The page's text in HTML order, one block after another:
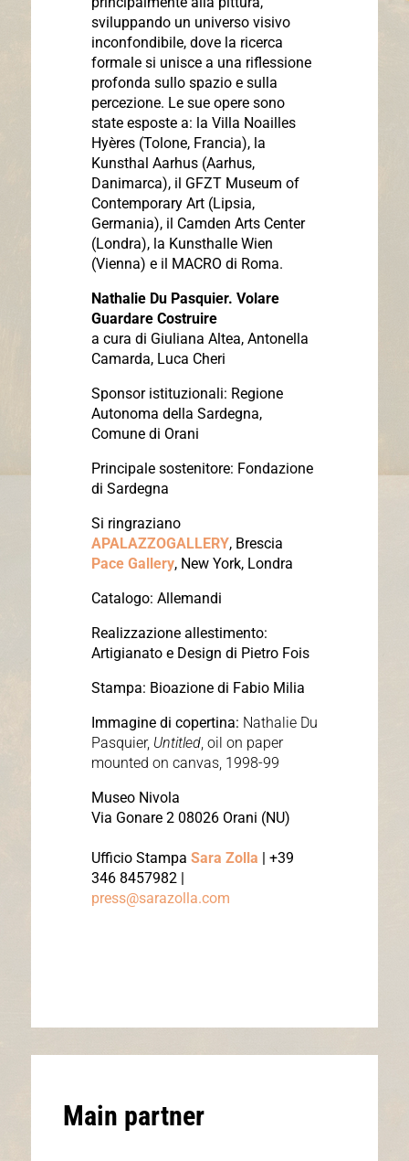
sviluppando un universo visivo
inconfondibile, dove la ricerca
formale si unisce a una riflessione
profonda sullo spazio e sulla
percezione. Le sue opere sono
state esposte a: la Villa Noailles
Hyères (Tolone, Francia), la
Kunsthal Aarhus (Aarhus,
Danimarca), il GFZT Museum of
Contemporary Art (Lipsia,
Germania), il Camden Arts Center
(Londra), la Kunsthalle Wien
(Vienna) e il MACRO di Roma.
Nathalie Du Pasquier. Volare
Guardare Costruire
a cura di Giuliana Altea, Antonella
Camarda, Luca Cheri
Sponsor istituzionali: Regione
Autonoma della Sardegna,
Comune di Orani
Principale sostenitore: Fondazione
di Sardegna
Si ringraziano
APALAZZOGALLERY, Brescia
Pace Gallery, New York, Londra
Catalogo: Allemandi
Realizzazione allestimento:
Artigianato e Design di Pietro Fois
Stampa: Bioazione di Fabio Milia
Immagine di copertina: Nathalie Du
Pasquier, Untitled, oil on paper
mounted on canvas, 1998-99
Museo Nivola
Via Gonare 2 08026 Orani (NU)
Ufficio Stampa Sara Zolla | +39
346 8457982 |
press@sarazolla.com
Main partner